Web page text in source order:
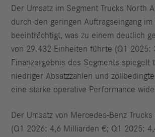
Der Umsatz im Segment Trucks North
durch den geringen Auftragseingang im
beeinträchtigt, was zu einem deutlich
von 29.432 Einheiten führte (Q1 2025:
Finanzergebnis des Segments spiegelt
niedriger Absatzzahlen und
eine starke operative Performance
Der Umsatz von Mercedes-Benz Trucks
(Q1 2026: 4,6 Milliarden €; Q1 2025: